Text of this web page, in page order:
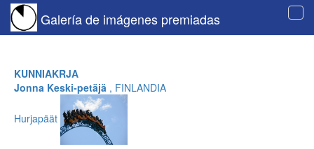
Galería de imágenes premiadas
KUNNIAKRJA
Jonna Keski-petäjä , FINLANDIA
Hurjapäät